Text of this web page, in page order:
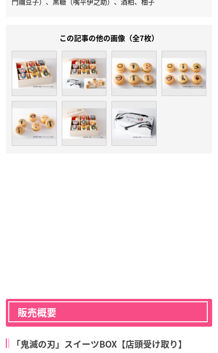
この記事の他の画像（全7枚）
販売概要
「鬼滅の刃」スイーツBOX【店頭受け取り】